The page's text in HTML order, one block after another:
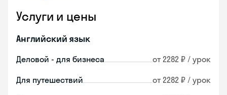
Услуги и цены
Английский язык
Деловой - для бизнеса от 2282 ₽ / урок
Для путешествий от 2282 ₽ / урок